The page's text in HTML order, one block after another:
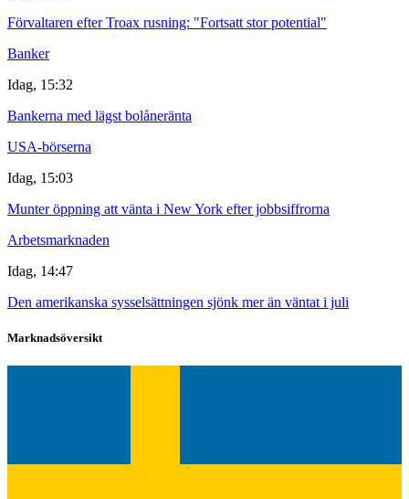
Förvaltaren efter Troax rusning: "Fortsatt stor potential"
Banker
Idag, 15:32
Bankerna med lägst bolåneränta
USA-börserna
Idag, 15:03
Munter öppning att vänta i New York efter jobbsiffrorna
Arbetsmarknaden
Idag, 14:47
Den amerikanska sysselsättningen sjönk mer än väntat i juli
Marknadsöversikt